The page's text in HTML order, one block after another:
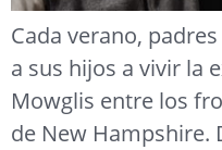
Cada verano,
a sus hijos a vivir la
Mowglis entre los
de New Hampshire.